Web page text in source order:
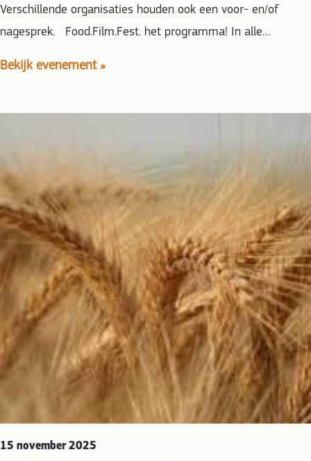
Verschillende organisaties houden ook een voor- en/of
nagesprek. Food.Film.Fest. het programma! In alle…
Bekijk evenement »
15 november 2025